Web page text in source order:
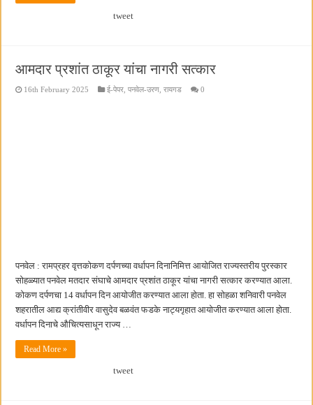
tweet
आमदार प्रशांत ठाकूर यांचा नागरी सत्कार
16th February 2025 ई-पेपर ,पनवेल-उरण ,रायगड 0
पनवेल : रामप्रहर वृत्तकोकण दर्पणच्या वर्धापन दिनानिमित्त आयोजित राज्यस्तरीय पुरस्कार
सोहळ्यात पनवेल मतदार संघाचे आमदार प्रशांत ठाकूर यांचा नागरी सत्कार करण्यात आला.
कोकण दर्पणचा 14 वर्धापन दिन आयोजीत करण्यात आला होता. हा सोहळा शनिवारी पनवेल
शहरातील आद्य क्रांतीवीर वासुदेव बळवंत फडके नाट्यगृहात आयोजीत करण्यात आला होता.
वर्धापन दिनाचे औचित्यसाधून राज्य …
Read More »
tweet